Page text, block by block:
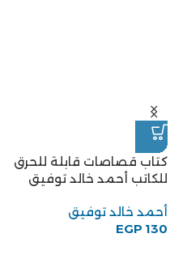
كتاب قصاصات قابلة للحرق
للكاتب أحمد خالد توفيق
أحمد خالد توفيق
EGP 130